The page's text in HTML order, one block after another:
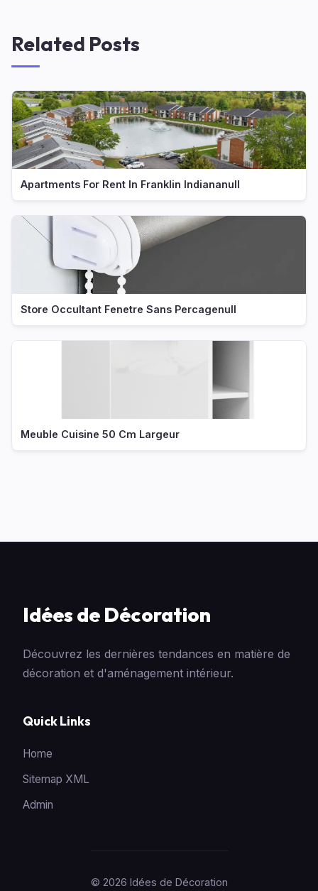
Related Posts
Apartments For Rent In Franklin Indiananull
Store Occultant Fenetre Sans Percagenull
Meuble Cuisine 50 Cm Largeur
Idées de Décoration
Découvrez les dernières tendances en matière de
décoration et d'aménagement intérieur.
Quick Links
Home
Sitemap XML
Admin
© 2026 Idées de Décoration